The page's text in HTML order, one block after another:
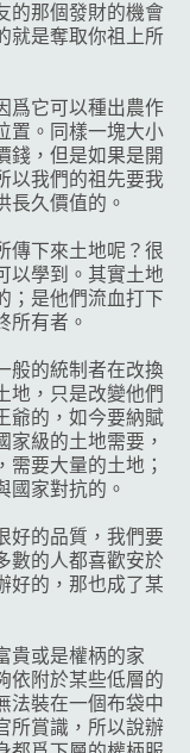
的那個發財的機會
就是奪取你祖上所
爲它可以種出農作
置。同樣一塊大小
錢，但是如果是開
以我們的祖先要我
長久價值的。
傳下來土地呢？很
以學到。其實土地
；是他們流血打下
所有者。
般的統制者在改換
地，只是改變他們
爺的，如今要納賦
家級的土地需要，
需要大量的土地；
國家對抗的。
好的品質，我們要
數的人都喜歡安於
好的，那也成了某
貴或是權柄的家
依附於某些低層的
法裝在一個布袋中
所賞識，所以說辦